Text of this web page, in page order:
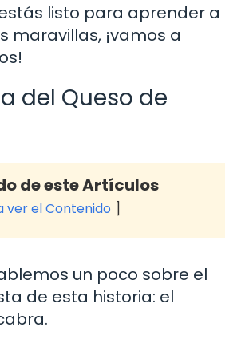
listo para aprender a
maravillas, ¡vamos a
del Queso de
de este Artículos
ver el Contenido
un poco sobre el
de esta historia: el